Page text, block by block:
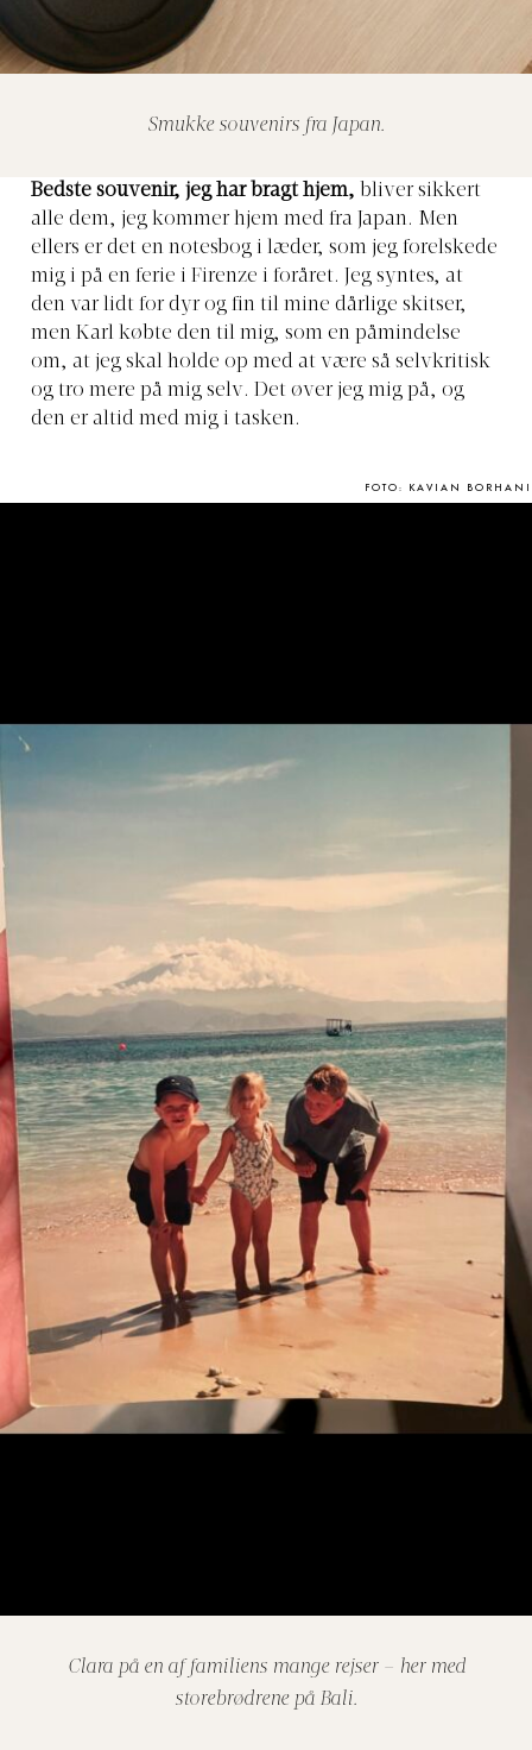
Smukke souvenirs fra Japan.
Bedste souvenir, jeg har bragt hjem, bliver sikkert
alle dem, jeg kommer hjem med fra Japan. Men
ellers er det en notesbog i læder, som jeg forelskede
mig i på en ferie i Firenze i foråret. Jeg syntes, at
den var lidt for dyr og fin til mine dårlige skitser,
men Karl købte den til mig, som en påmindelse
om, at jeg skal holde op med at være så selvkritisk
og tro mere på mig selv. Det øver jeg mig på, og
den er altid med mig i tasken.
FOTO: KAVIAN BORHANI
Clara på en af familiens mange rejser – her med
storebrødrene på Bali.